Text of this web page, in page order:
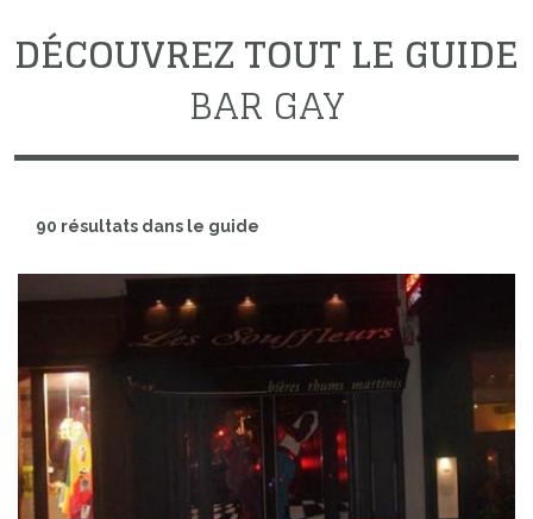
DÉCOUVREZ TOUT LE GUIDE
BAR GAY
90 résultats dans le guide